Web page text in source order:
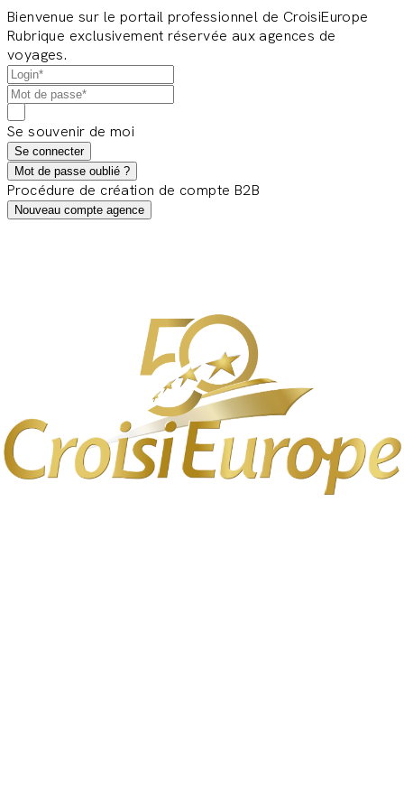
Bienvenue sur le portail professionnel de CroisiEurope
Rubrique exclusivement réservée aux agences de
voyages.
Se souvenir de moi
Se connecter
Mot de passe oublié ?
Procédure de création de compte B2B
Nouveau compte agence